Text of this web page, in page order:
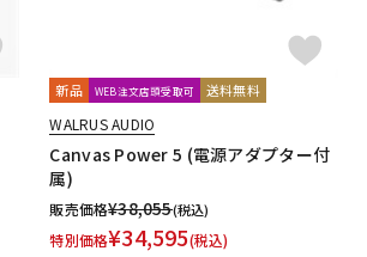
新品 WEB注文店頭受取可 送料無料
WALRUS AUDIO
Canvas Power 5 (電源アダプター付
属)
販売価格¥38,055(税込)
特別価格¥34,595(税込)